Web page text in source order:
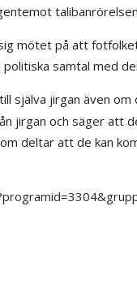
mötet på att
samtal med
till själva jirgan även
jirgan och säger att
deltar att de kan